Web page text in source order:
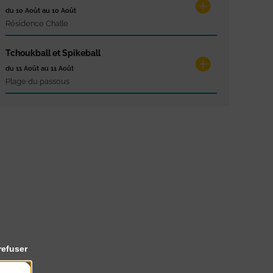
du 10 Août au 10 Août
Résidence Challe
Tchoukball et Spikeball
du 11 Août au 11 Août
Plage du passous